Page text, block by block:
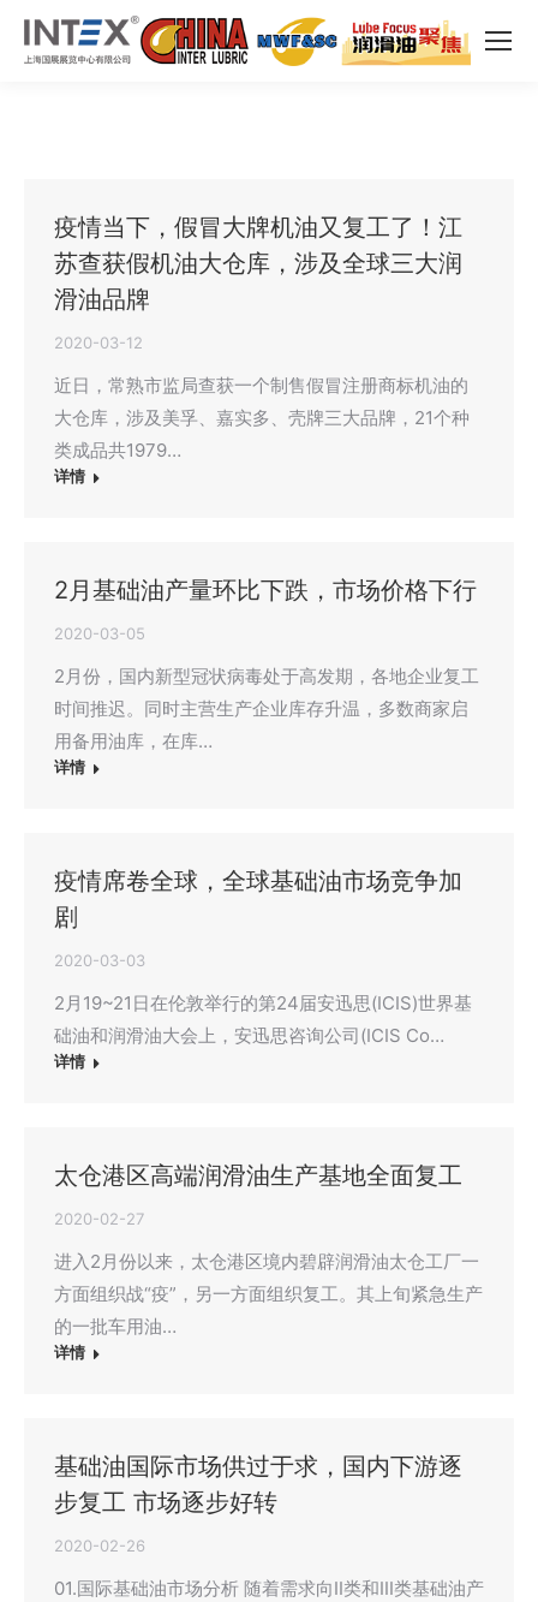
疫情当下，假冒大牌机油又复工了！江
苏查获假机油大仓库，涉及全球三大润
滑油品牌
2020-03-12
近日，常熟市监局查获一个制售假冒注册商标机油的
大仓库，涉及美孚、嘉实多、壳牌三大品牌，21个种
类成品共1979…
详情
2月基础油产量环比下跌，市场价格下行
2020-03-05
2月份，国内新型冠状病毒处于高发期，各地企业复工
时间推迟。同时主营生产企业库存升温，多数商家启
用备用油库，在库…
详情
疫情席卷全球，全球基础油市场竞争加
剧
2020-03-03
2月19~21日在伦敦举行的第24届安迅思(ICIS)世界基
础油和润滑油大会上，安迅思咨询公司(ICIS Co…
详情
太仓港区高端润滑油生产基地全面复工
2020-02-27
进入2月份以来，太仓港区境内碧辟润滑油太仓工厂一
方面组织战“疫”，另一方面组织复工。其上旬紧急生产
的一批车用油…
详情
基础油国际市场供过于求，国内下游逐
步复工 市场逐步好转
2020-02-26
01.国际基础油市场分析 随着需求向II类和III类基础油产